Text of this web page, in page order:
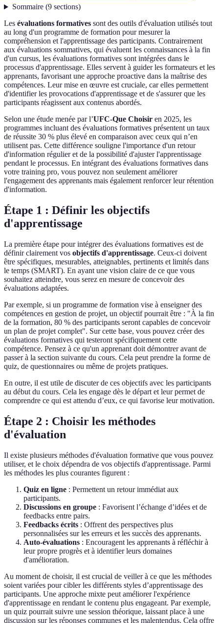
Sommaire(9 sections)
Les évaluations formatives sont des outils d'évaluation utilisés tout
au long d'un programme de formation pour mesurer la
compréhension et l'apprentissage des participants. Contrairement
aux évaluations sommatives, qui évaluent les connaissances à la fin
d'un cursus, les évaluations formatives sont intégrées dans le
processus d'apprentissage. Elles servent à guider les formateurs et les
apprenants, favorisant une approche proactive dans la maîtrise des
compétences. Leur mise en œuvre est cruciale, car elles permettent
d'identifier les provocations d'apprentissage et de s'assurer que les
participants réagissent aux contenus abordés.
Selon une étude menée par l’UFC-Que Choisir en 2025, les
programmes incluant des évaluations formatives présentent un taux
de réussite 30 % plus élevé en comparaison avec ceux qui n’en
utilisent pas. Cette différence souligne l'importance d'un retour
d'information régulier et de la possibilité d'ajuster l'apprentissage
pendant le processus. En intégrant des évaluations formatives dans
votre training pro, vous pouvez non seulement améliorer
l'engagement des apprenants mais également renforcer leur rétention
d'information.
Étape 1 : Définir les objectifs
d'apprentissage
La première étape pour intégrer des évaluations formatives est de
définir clairement vos objectifs d'apprentissage. Ceux-ci doivent
être spécifiques, mesurables, atteignables, pertinents et limités dans
le temps (SMART). En ayant une vision claire de ce que vous
souhaitez atteindre, vous serez en mesure de concevoir des
évaluations adaptées.
Par exemple, si un programme de formation vise à enseigner des
compétences en gestion de projet, un objectif pourrait être : "À la fin
de la formation, 80 % des participants seront capables de concevoir
un plan de projet complet". Sur cette base, vous pouvez créer des
évaluations formatives qui testeront spécifiquement cette
compétence. Pensez à ce qu'un apprenant doit démontrer avant de
passer à la section suivante du cours. Cela peut prendre la forme de
quiz, de questionnaires ou même de projets pratiques.
En outre, il est utile de discuter de ces objectifs avec les participants
au début du cours. Cela les engage dès le départ et leur permet de
comprendre ce qui est attendu d’eux, ce qui favorise leur motivation.
Étape 2 : Choisir les méthodes
d'évaluation
Il existe plusieurs méthodes d'évaluation formative que vous pouvez
utiliser, et le choix dépendra de vos objectifs d'apprentissage. Parmi
les méthodes les plus courantes figurent :
Quiz en ligne : Permettent un retour immédiat aux
participants.
Discussions en groupe : Favorisent l’échange d’idées et de
feedbacks entre pairs.
Feedbacks écrits : Offrent des perspectives plus
personnalisées sur les erreurs et les succès des apprenants.
Auto-évaluations : Encouragent les apprenants à réfléchir à
leur propre progrès et à identifier leurs domaines
d'amélioration.
Au moment de choisir, il est crucial de veiller à ce que les méthodes
soient variées pour cibler les différents styles d’apprentissage des
participants. Une approche mixte peut améliorer l'expérience
d'apprentissage en rendant le contenu plus engageant. Par exemple,
un quiz pourrait suivre une session théorique, laissant place à une
discussion sur les réponses communes et les malentendus. Cela offre